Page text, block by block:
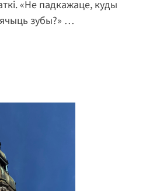
«Не падкажаце, куды
зубы?» …